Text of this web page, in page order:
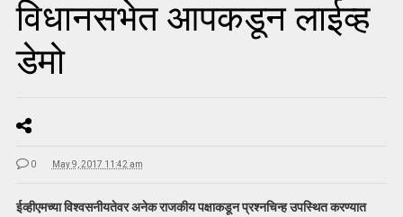
विधानसभेत आपकडून लाईव्ह
डेमो
0 May 9, 2017 11:42 am
ईव्हीएमच्या विश्वसनीयतेवर अनेक राजकीय पक्षाकडून प्रश्नचिन्ह उपस्थित करण्यात